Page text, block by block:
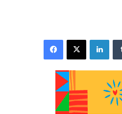
Facebook X Linkedin